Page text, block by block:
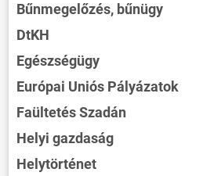
Bűnmegelőzés, bűnügy
DtKH
Egészségügy
Európai Uniós Pályázatok
Faültetés Szadán
Helyi gazdaság
Helytörténet